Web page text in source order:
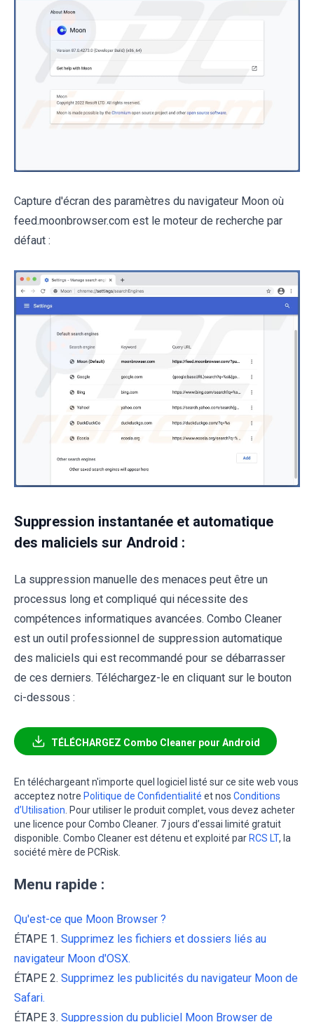
Capture d'écran des paramètres du navigateur Moon où
feed.moonbrowser.com est le moteur de recherche par
défaut :
Suppression instantanée et automatique
des maliciels sur Android :
La suppression manuelle des menaces peut être un
processus long et compliqué qui nécessite des
compétences informatiques avancées. Combo Cleaner
est un outil professionnel de suppression automatique
des maliciels qui est recommandé pour se débarrasser
de ces derniers. Téléchargez-le en cliquant sur le bouton
ci-dessous :
TÉLÉCHARGEZ Combo Cleaner pour Android
En téléchargeant n'importe quel logiciel listé sur ce site web vous
acceptez notre Politique de Confidentialité et nos Conditions
d’Utilisation . Pour utiliser le produit complet, vous devez acheter
une licence pour Combo Cleaner. 7 jours d’essai limité gratuit
disponible. Combo Cleaner est détenu et exploité par RCS LT, la
société mère de PCRisk.
Menu rapide :
Qu'est-ce que Moon Browser ?
ÉTAPE 1. Supprimez les fichiers et dossiers liés au
navigateur Moon d'OSX.
ÉTAPE 2. Supprimez les publicités du navigateur Moon de
Safari.
ÉTAPE 3. Suppression du publiciel Moon Browser de